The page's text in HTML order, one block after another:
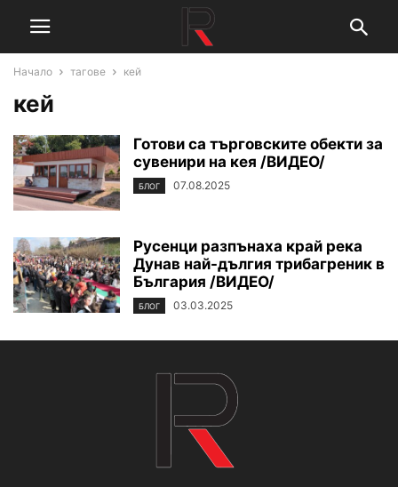
Начало тагове кей
кей
Готови са търговските обекти за
сувенири на кея /ВИДЕО/
БЛОГ 07.08.2025
Русенци разпънаха край река
Дунав най-дългия трибагреник в
България /ВИДЕО/
БЛОГ 03.03.2025